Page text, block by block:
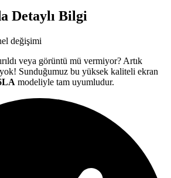
Detaylı Bilgi
değişimi
veya görüntü mü vermiyor? Artık
Sunduğumuz bu yüksek kaliteli ekran
modeliyle tam uyumludur.